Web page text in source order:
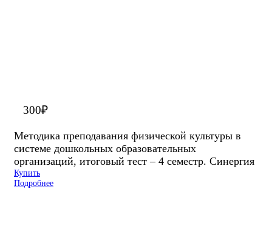
300₽
Методика преподавания физической культуры в
системе дошкольных образовательных
организаций, итоговый тест – 4 семестр. Синергия
Купить
Подробнее